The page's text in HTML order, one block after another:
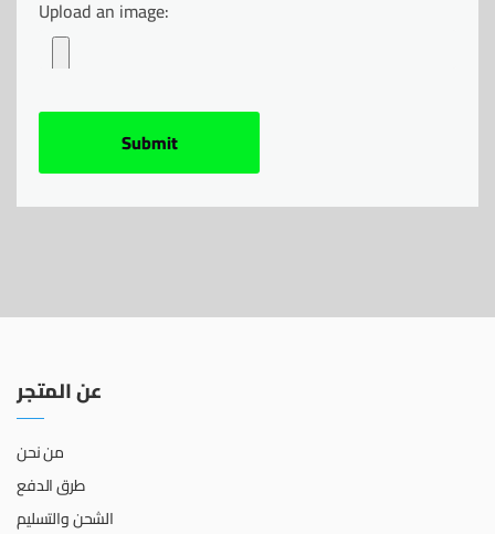
Upload an image:
عن المتجر
من نحن
طرق الدفع
الشحن والتسليم